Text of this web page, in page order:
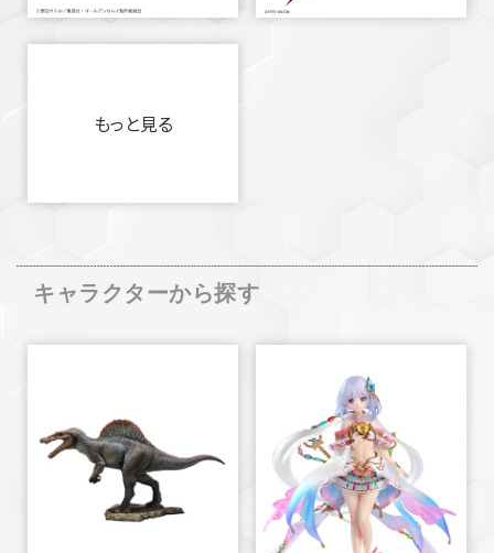
もっと見る
キャラクターから探す